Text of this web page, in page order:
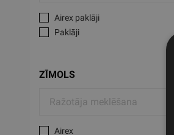
Airex paklāji
Paklāji
ZĪMOLS
Airex